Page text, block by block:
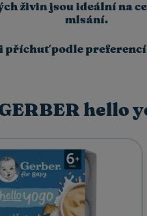
živin jsou ideální na
mlsání.
příchuť podle preferencí
hello